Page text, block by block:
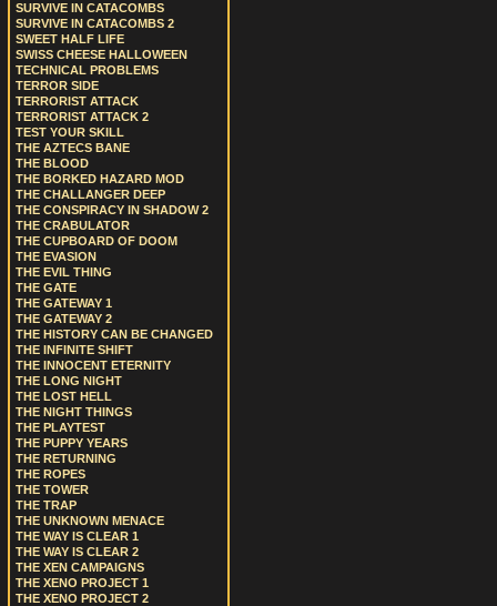
SURVIVE IN CATACOMBS
SURVIVE IN CATACOMBS 2
SWEET HALF LIFE
SWISS CHEESE HALLOWEEN
TECHNICAL PROBLEMS
TERROR SIDE
TERRORIST ATTACK
TERRORIST ATTACK 2
TEST YOUR SKILL
THE AZTECS BANE
THE BLOOD
THE BORKED HAZARD MOD
THE CHALLANGER DEEP
THE CONSPIRACY IN SHADOW 2
THE CRABULATOR
THE CUPBOARD OF DOOM
THE EVASION
THE EVIL THING
THE GATE
THE GATEWAY 1
THE GATEWAY 2
THE HISTORY CAN BE CHANGED
THE INFINITE SHIFT
THE INNOCENT ETERNITY
THE LONG NIGHT
THE LOST HELL
THE NIGHT THINGS
THE PLAYTEST
THE PUPPY YEARS
THE RETURNING
THE ROPES
THE TOWER
THE TRAP
THE UNKNOWN MENACE
THE WAY IS CLEAR 1
THE WAY IS CLEAR 2
THE XEN CAMPAIGNS
THE XENO PROJECT 1
THE XENO PROJECT 2